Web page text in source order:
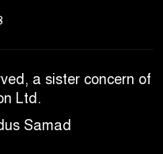
a sister concern of
Ltd.
Samad